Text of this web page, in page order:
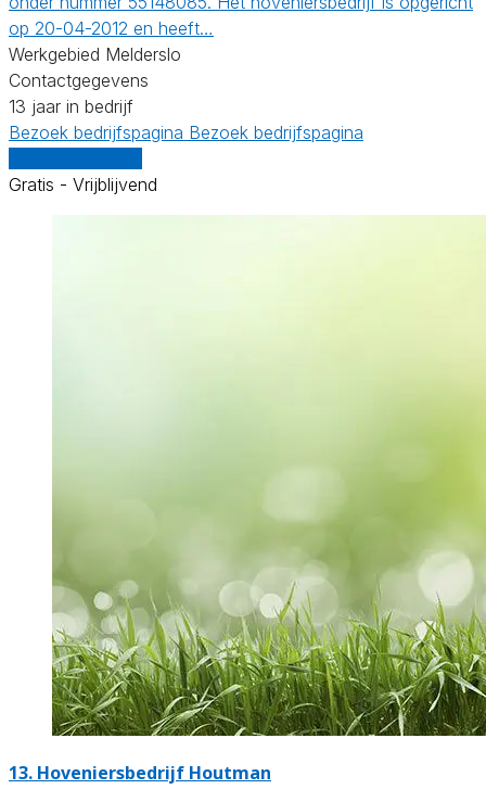
op 20-04-2012 en heeft…
Werkgebied Melderslo
Contactgegevens
13 jaar in bedrijf
Bezoek bedrijfspagina Bezoek bedrijfspagina
Gratis - Vrijblijvend
13. Hoveniersbedrijf Houtman